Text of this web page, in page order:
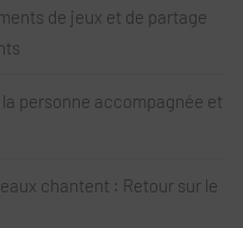
de jeux et de partage
personne accompagnée et
chantent : Retour sur le